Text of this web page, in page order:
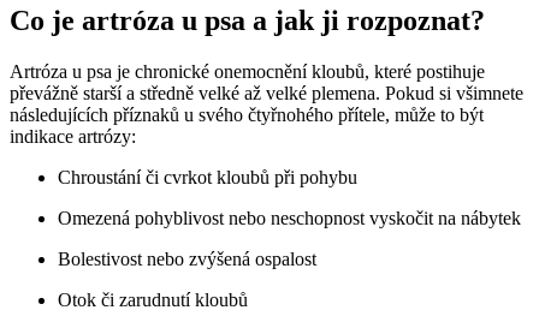
Co je artróza u psa a jak ji rozpoznat?
Artróza u psa je chronické onemocnění kloubů, které postihuje
převážně starší a středně velké až velké plemena. Pokud si všimnete
následujících příznaků u svého čtyřnohého přítele, může to být
indikace artrózy:
Chroustání či cvrkot kloubů při pohybu
Omezená pohyblivost nebo neschopnost vyskočit na nábytek
Bolestivost nebo zvýšená ospalost
Otok či zarudnutí kloubů